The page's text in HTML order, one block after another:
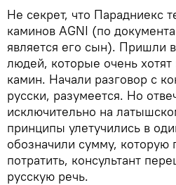
Не секрет, что Парадниекс
каминов AGNI (по
является его сын). Пришли
людей, которые очень
камин. Начали разговор с
русски, разумеется. Но
исключительно на
принципы улетучились в
обозначили сумму, которую
потратить, консультант
русскую речь.